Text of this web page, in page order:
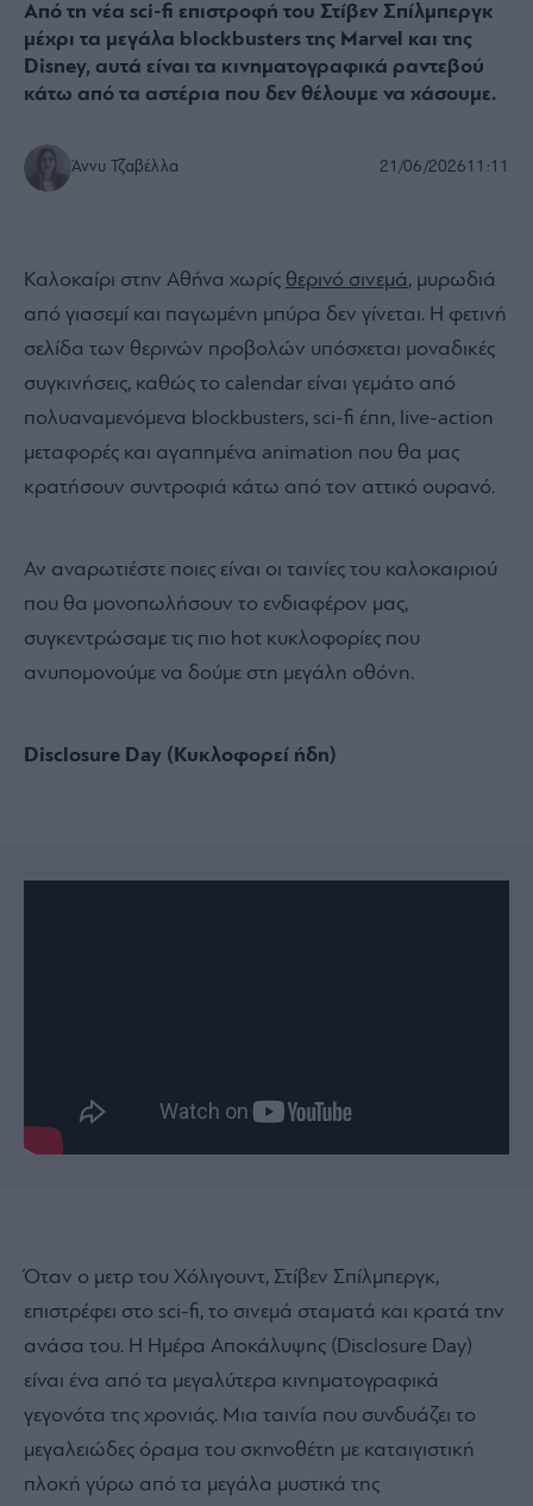
Από τη νέα sci-fi επιστροφή του Στίβεν Σπίλμπεργκ
μέχρι τα μεγάλα blockbusters της Marvel και της
Disney, αυτά είναι τα κινηματογραφικά ραντεβού
κάτω από τα αστέρια που δεν θέλουμε να χάσουμε.
Άννυ Τζαβέλλα 21/06/202611:11
Καλοκαίρι στην Αθήνα χωρίς θερινό σινεμά, μυρωδιά
από γιασεμί και παγωμένη μπύρα δεν γίνεται. Η φετινή
σελίδα των θερινών προβολών υπόσχεται μοναδικές
συγκινήσεις, καθώς το calendar είναι γεμάτο από
πολυαναμενόμενα blockbusters, sci-fi έπη, live-action
μεταφορές και αγαπημένα animation που θα μας
κρατήσουν συντροφιά κάτω από τον αττικό ουρανό.
Αν αναρωτιέστε ποιες είναι οι ταινίες του καλοκαιριού
που θα μονοπωλήσουν το ενδιαφέρον μας,
συγκεντρώσαμε τις πιο hot κυκλοφορίες που
ανυπομονούμε να δούμε στη μεγάλη οθόνη.
Disclosure Day (Κυκλοφορεί ήδη)
Όταν ο μετρ του Χόλιγουντ, Στίβεν Σπίλμπεργκ,
επιστρέφει στο sci-fi, το σινεμά σταματά και κρατά την
ανάσα του. Η Ημέρα Αποκάλυψης (Disclosure Day)
είναι ένα από τα μεγαλύτερα κινηματογραφικά
γεγονότα της χρονιάς. Μια ταινία που συνδυάζει το
μεγαλειώδες όραμα του σκηνοθέτη με καταιγιστική
πλοκή γύρω από τα μεγάλα μυστικά της